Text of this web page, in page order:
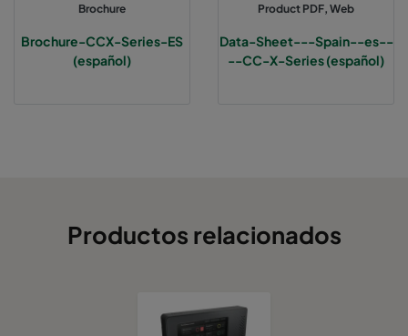
Brochure
Brochure-CCX-Series-ES
(español)
Product PDF, Web
Data-Sheet---Spain--es--
--CC-X-Series (español)
Productos relacionados